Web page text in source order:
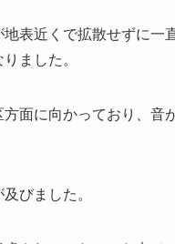
表近くで拡散せずに
ました。
面に向かっており、
びました。